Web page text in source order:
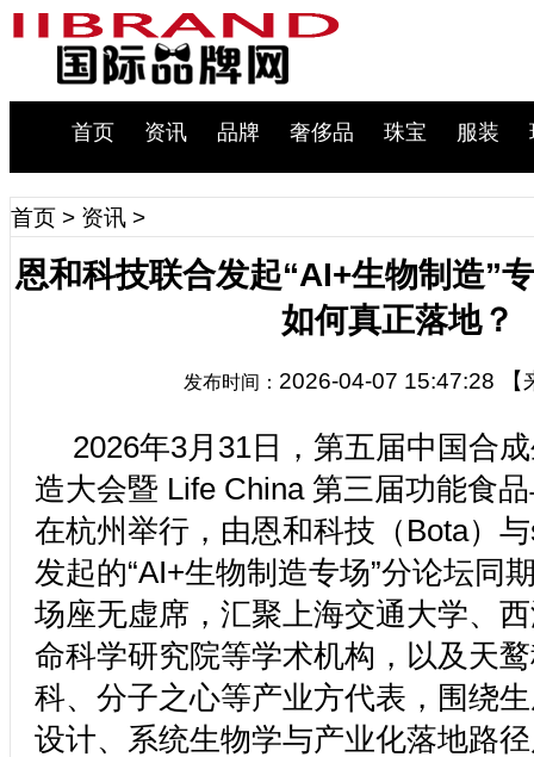
首页 资讯 品牌 奢侈品 珠宝 服装
首页 > 资讯 >
恩和科技联合发起“AI+生物制造”
如何真正落地？
发布时间： 2026-04-07 15:47:28
2026年3月31日，第五届中国合
造大会暨 Life China 第三届功能食
在杭州举行，由恩和科技（Bota）
发起的“AI+生物制造专场”分论坛同
场座无虚席，汇聚上海交通大学、
命科学研究院等学术机构，以及天
科、分子之心等产业方代表，围绕
设计、系统生物学与产业化落地路